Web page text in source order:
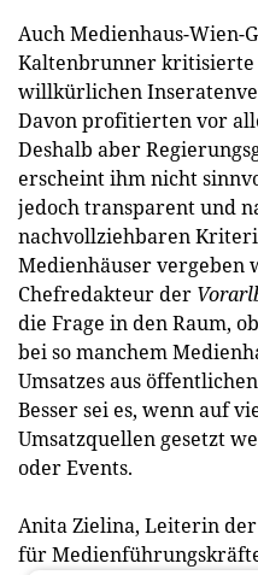
Auch Medienhaus-Wien-
Kaltenbrunner kritisierte
willkürlichen
Davon profitierten vor
Deshalb aber
erscheint ihm nicht
jedoch transparent und
nachvollziehbaren
Medienhäuser vergeben
Chefredakteur der
die Frage in den Raum,
bei so manchem
Umsatzes aus
Besser sei es, wenn auf
Umsatzquellen gesetzt
oder Events.
Anita Zielina, Leiterin
für